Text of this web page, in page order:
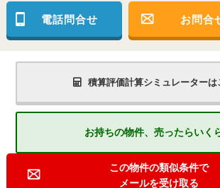
電話問合せ お問合
積算評価計算シミュレーターは
お持ちの物件、売ったらいく
この物件の類似条件で
メールを受け取る